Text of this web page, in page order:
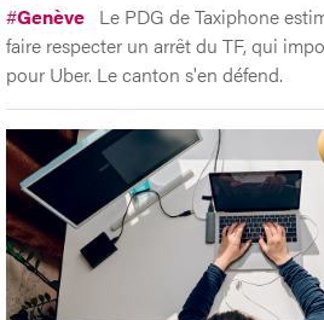
#Genève Le PDG de Taxiphone
faire respecter un arrêt du TF, qui
pour Uber. Le canton s'en défend.